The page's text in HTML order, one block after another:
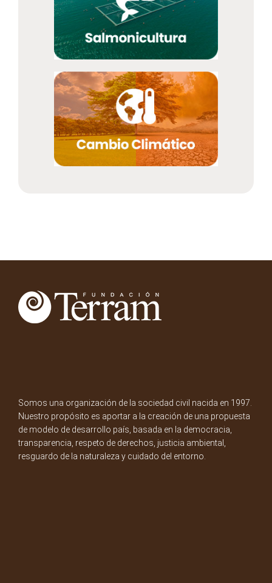
Somos una organización de la sociedad civil nacida en 1997.
Nuestro propósito es aportar a la creación de una propuesta
de modelo de desarrollo país, basada en la democracia,
transparencia, respeto de derechos, justicia ambiental,
resguardo de la naturaleza y cuidado del entorno.